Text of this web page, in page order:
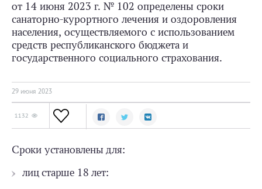
от 14 июня 2023 г. № 102 определены сроки
санаторно-курортного лечения и оздоровления
населения, осуществляемого с использованием
средств республиканского бюджета и
государственного социального страхования.
29 июня 2023
1132
Сроки установлены для:
лиц старше 18 лет: